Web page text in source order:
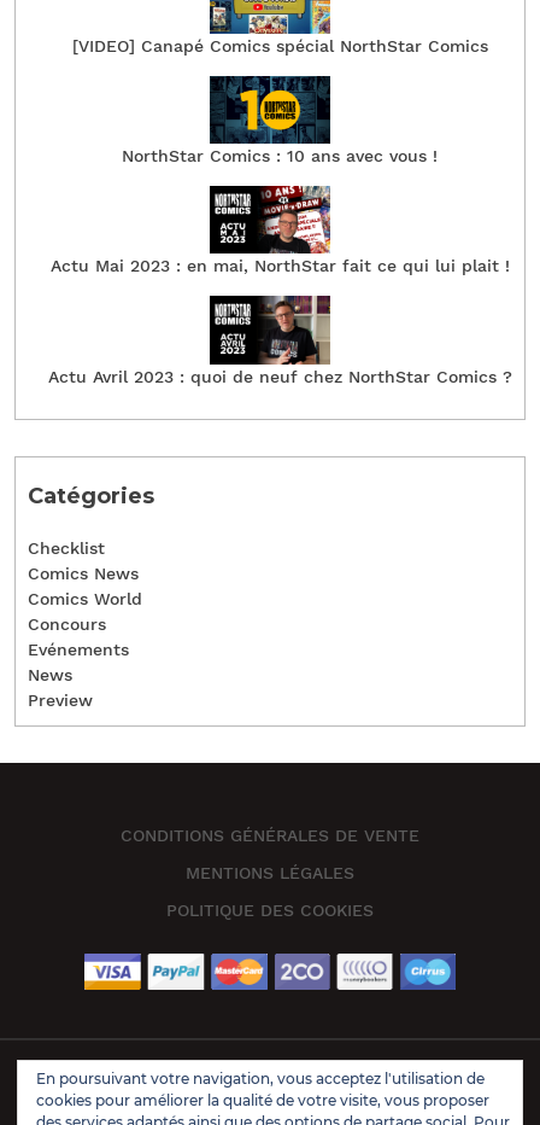
[VIDEO] Canapé Comics spécial NorthStar Comics
NorthStar Comics : 10 ans avec vous !
Actu Mai 2023 : en mai, NorthStar fait ce qui lui plait !
Actu Avril 2023 : quoi de neuf chez NorthStar Comics ?
Catégories
Checklist
Comics News
Comics World
Concours
Evénements
News
Preview
CONDITIONS GÉNÉRALES DE VENTE
MENTIONS LÉGALES
POLITIQUE DES COOKIES
Book Store Wordpress Theme 2021 | All Rights Reserved.
Design & Developed byVW Themes
En poursuivant votre navigation, vous acceptez l'utilisation de
cookies pour améliorer la qualité de votre visite, vous proposer